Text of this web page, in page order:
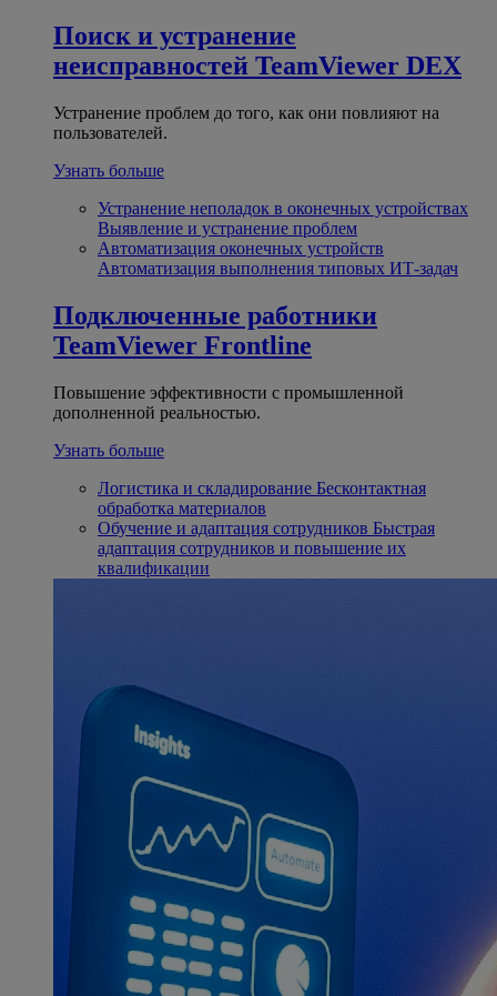
Поиск и устранение
неисправностей TeamViewer DEX
Устранение проблем до того, как они повлияют на
пользователей.
Узнать больше
Устранение неполадок в оконечных устройствах
Выявление и устранение проблем
Автоматизация оконечных устройств
Автоматизация выполнения типовых ИТ-задач
Подключенные работники
TeamViewer Frontline
Повышение эффективности с промышленной
дополненной реальностью.
Узнать больше
Логистика и складирование Бесконтактная
обработка материалов
Обучение и адаптация сотрудников Быстрая
адаптация сотрудников и повышение их
квалификации